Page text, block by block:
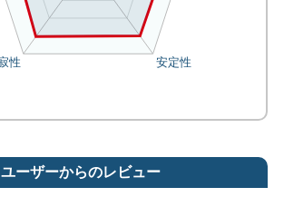
ユーザーからのレビュー